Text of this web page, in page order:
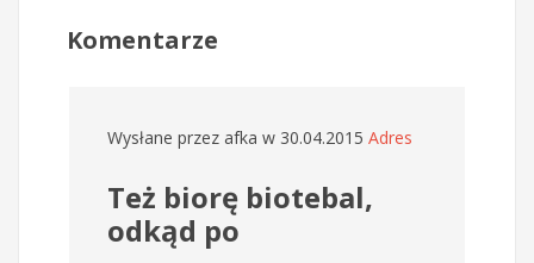
Komentarze
Wysłane przez afka w 30.04.2015 Adres
Też biorę biotebal,
odkąd po